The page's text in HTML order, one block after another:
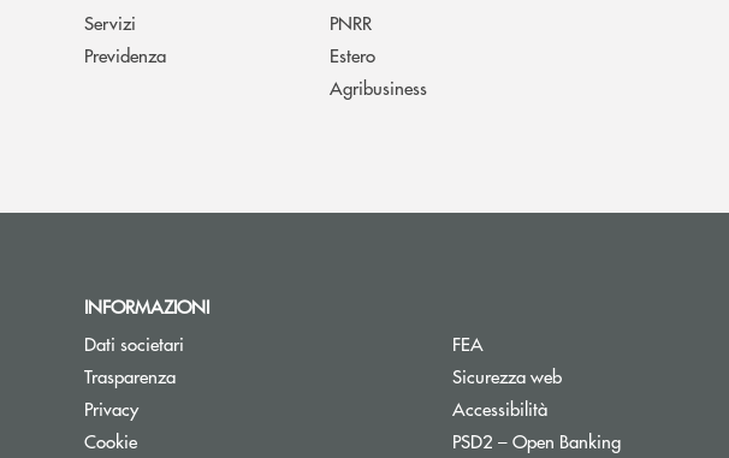
Servizi
Previdenza
PNRR
Estero
Agribusiness
INFORMAZIONI
Dati societari
Trasparenza
Privacy
Cookie
FEA
Sicurezza web
Accessibilità
PSD2 – Open BankingApre una